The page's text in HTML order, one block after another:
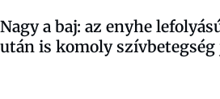
Nagy a baj: az enyhe
után is komoly szívbetegség